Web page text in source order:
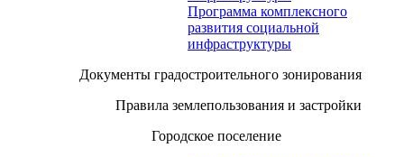
Программа комплексного
развития социальной
инфраструктуры
Документы градостроительного зонирования
Правила землепользования и застройки
Городское поселение